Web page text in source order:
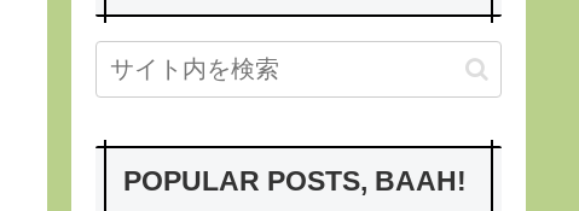
POPULAR POSTS, BAAH!